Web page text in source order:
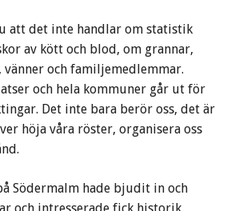
att det inte handlar om statistik
av kött och blod, om grannar,
och familjemedlemmar.
och hela kommuner går ut för
Det inte bara berör oss, det är
höja våra röster, organisera oss
Södermalm hade bjudit in och